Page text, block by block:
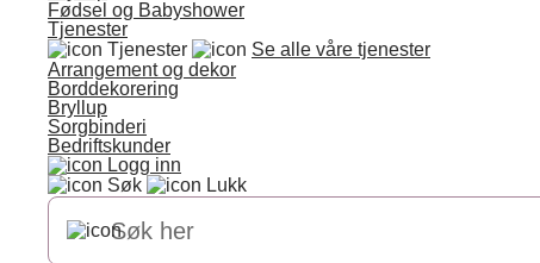
Fødsel og Babyshower
Tjenester
Tjenester
Se alle våre tjenester
Arrangement og dekor
Borddekorering
Bryllup
Sorgbinderi
Bedriftskunder
Logg inn
Søk
Lukk